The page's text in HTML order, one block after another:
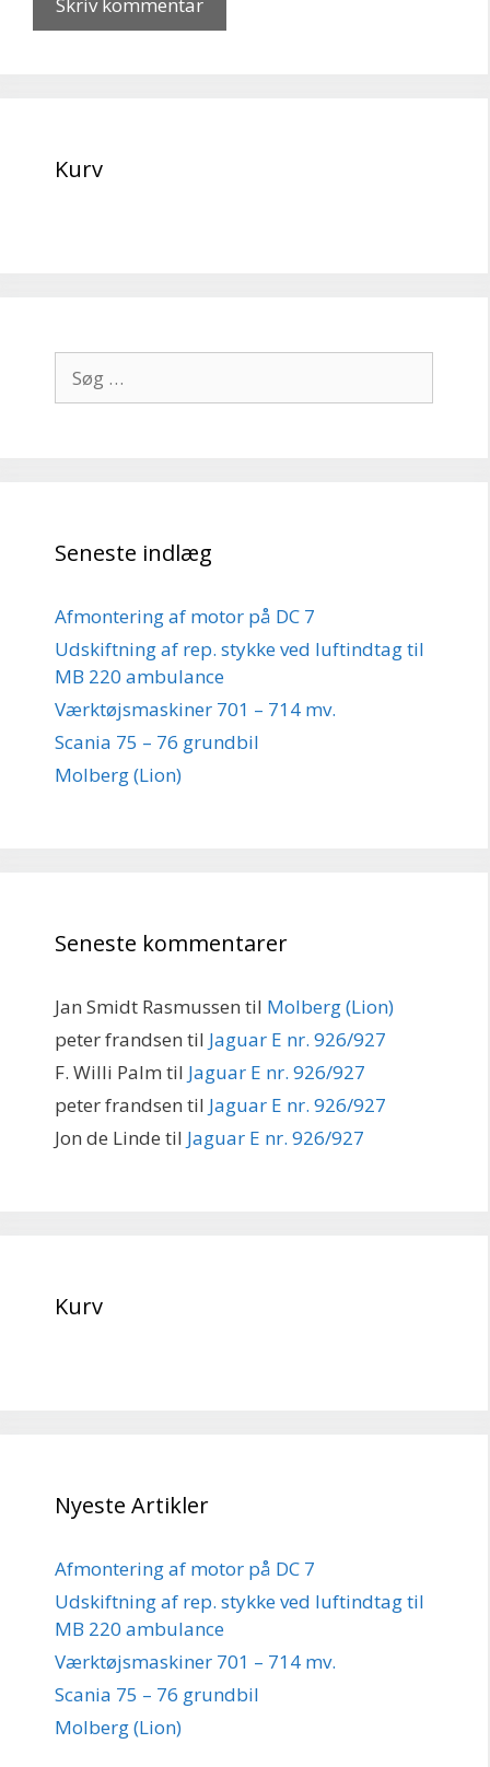
Kurv
efter:
Seneste indlæg
Afmontering af motor på DC 7
Udskiftning af rep. stykke ved luftindtag til
MB 220 ambulance
Værktøjsmaskiner 701 – 714 mv.
Scania 75 – 76 grundbil
Molberg (Lion)
Seneste kommentarer
Jan Smidt Rasmussen til Molberg (Lion)
peter frandsen til Jaguar E nr. 926/927
F. Willi Palm til Jaguar E nr. 926/927
peter frandsen til Jaguar E nr. 926/927
Jon de Linde til Jaguar E nr. 926/927
Kurv
Nyeste Artikler
Afmontering af motor på DC 7
Udskiftning af rep. stykke ved luftindtag til
MB 220 ambulance
Værktøjsmaskiner 701 – 714 mv.
Scania 75 – 76 grundbil
Molberg (Lion)